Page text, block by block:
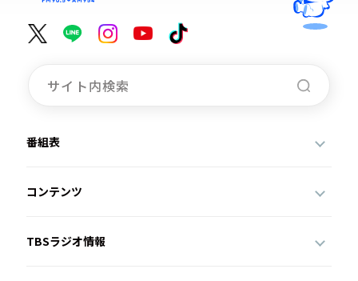
番組表
コンテンツ
TBSラジオ情報